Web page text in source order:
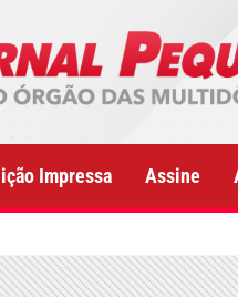
Impressa Assine